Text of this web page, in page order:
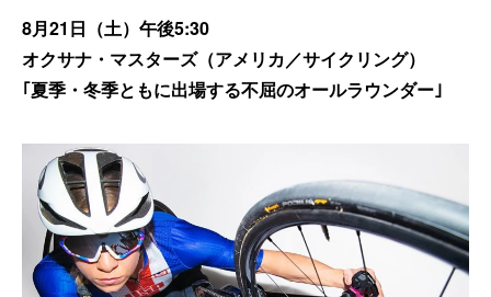
8月21日（土）午後5:30
オクサナ・マスターズ（アメリカ／サイクリング）
｢夏季・冬季ともに出場する不屈のオールラウンダー｣